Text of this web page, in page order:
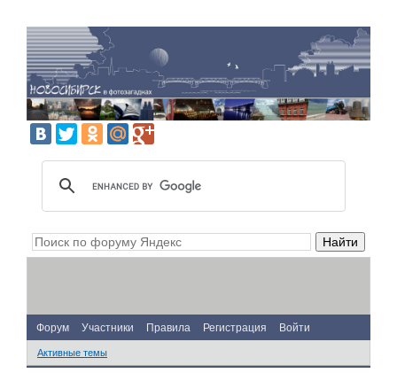
Форум Участники Правила Регистрация Войти
Активные темы